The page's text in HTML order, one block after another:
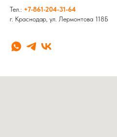
Тел.: +7-861-204-31-64
г. Краснодар, ул. Лермонтова 118Б